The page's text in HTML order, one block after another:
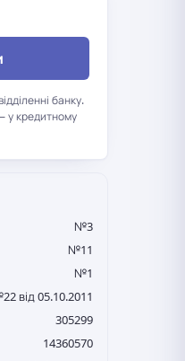
банку.
у кредитному
№3
№11
№1
від 05.10.2011
305299
14360570